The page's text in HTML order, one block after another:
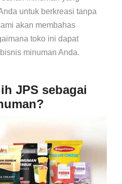
untuk berkreasi tanpa
akan membahas
toko ini dapat
minuman Anda.
JPS sebagai